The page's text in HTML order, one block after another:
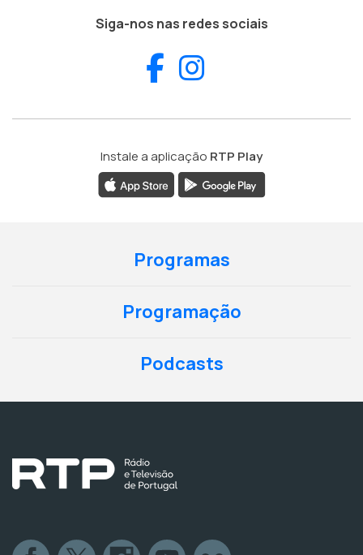
Siga-nos nas redes sociais
Facebook
Instale a aplicação RTP Play
Programas
Programação
Podcasts